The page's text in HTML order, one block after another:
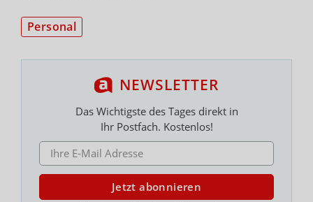
Personal
NEWSLETTER
Das Wichtigste des Tages direkt in
Ihr Postfach. Kostenlos!
E-MAIL ADRESSE
Jetzt abonnieren